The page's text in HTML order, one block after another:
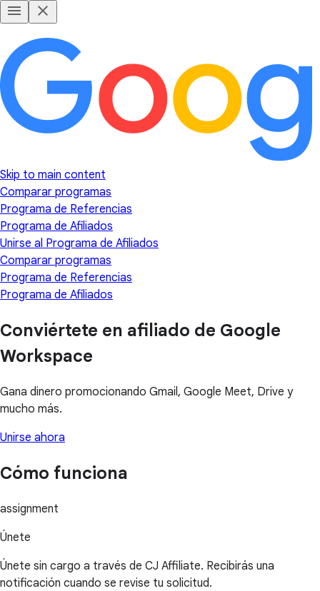
Skip to main content
Comparar programas
Programa de Referencias
Programa de Afiliados
Unirse al Programa de Afiliados
Comparar programas
Programa de Referencias
Programa de Afiliados
Conviértete en afiliado de Google
Workspace
Gana dinero promocionando Gmail, Google Meet, Drive y
mucho más.
Unirse ahora
Cómo funciona
assignment
Únete
Únete sin cargo a través de CJ Affiliate. Recibirás una
notificación cuando se revise tu solicitud.